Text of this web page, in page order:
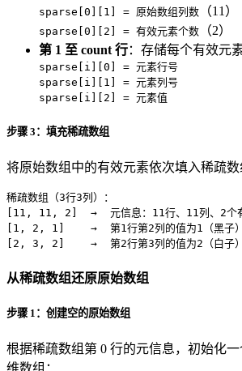
sparse[0][1] = 原始数组列数 （11）
sparse[0][2] = 有效元素个数 （2）
第 1 至 count 行：存储每个有效元
sparse[i][0] = 元素行号
sparse[i][1] = 元素列号
sparse[i][2] = 元素值
步骤 3：填充稀疏数组
将原始数组中的有效元素依次填入稀疏数
稀疏数组（3行3列）：
[11, 11, 2]  →  元信息：11行、11列、2个
[1, 2, 1]    →  第1行第2列的值为1（黑子）
[2, 3, 2]    →  第2行第3列的值为2（白子）
从稀疏数组还原原始数组
步骤 1：创建空的原始数组
根据稀疏数组第 0 行的元信息，初始化一